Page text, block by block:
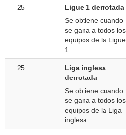
25
Ligue 1 derrotada
Se obtiene cuando
se gana a todos los
equipos de la Ligue
1.
25
Liga inglesa
derrotada
Se obtiene cuando
se gana a todos los
equipos de la Liga
inglesa.